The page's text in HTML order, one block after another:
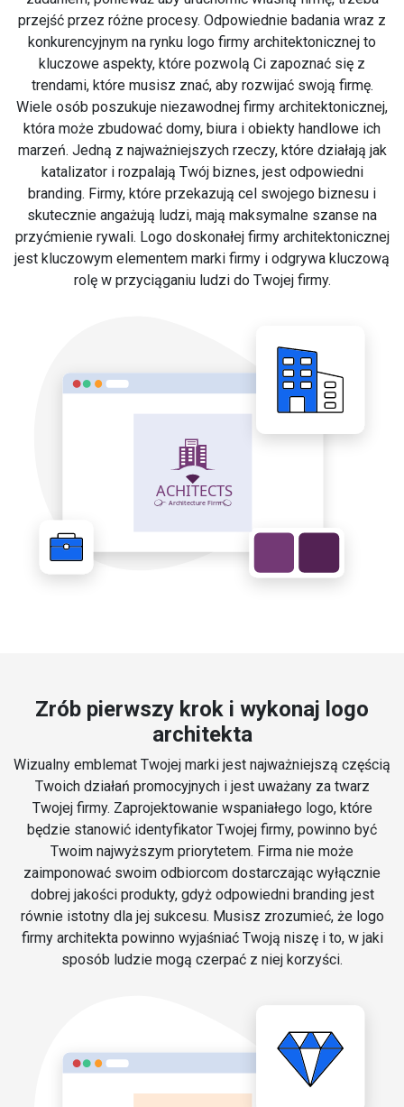
przejść przez różne procesy. Odpowiednie badania wraz z
konkurencyjnym na rynku logo firmy architektonicznej to
kluczowe aspekty, które pozwolą Ci zapoznać się z
trendami, które musisz znać, aby rozwijać swoją firmę.
Wiele osób poszukuje niezawodnej firmy architektonicznej,
która może zbudować domy, biura i obiekty handlowe ich
marzeń. Jedną z najważniejszych rzeczy, które działają jak
katalizator i rozpalają Twój biznes, jest odpowiedni
branding. Firmy, które przekazują cel swojego biznesu i
skutecznie angażują ludzi, mają maksymalne szanse na
przyćmienie rywali. Logo doskonałej firmy architektonicznej
jest kluczowym elementem marki firmy i odgrywa kluczową
rolę w przyciąganiu ludzi do Twojej firmy.
Zrób pierwszy krok i wykonaj logo
architekta
Wizualny emblemat Twojej marki jest najważniejszą częścią
Twoich działań promocyjnych i jest uważany za twarz
Twojej firmy. Zaprojektowanie wspaniałego logo, które
będzie stanowić identyfikator Twojej firmy, powinno być
Twoim najwyższym priorytetem. Firma nie może
zaimponować swoim odbiorcom dostarczając wyłącznie
dobrej jakości produkty, gdyż odpowiedni branding jest
równie istotny dla jej sukcesu. Musisz zrozumieć, że logo
firmy architekta powinno wyjaśniać Twoją niszę i to, w jaki
sposób ludzie mogą czerpać z niej korzyści.